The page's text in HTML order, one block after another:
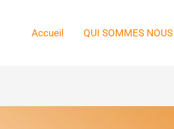
Accueil QUI SOMMES NOUS